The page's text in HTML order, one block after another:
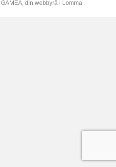
GAMEA, din webbyrå i Lomma